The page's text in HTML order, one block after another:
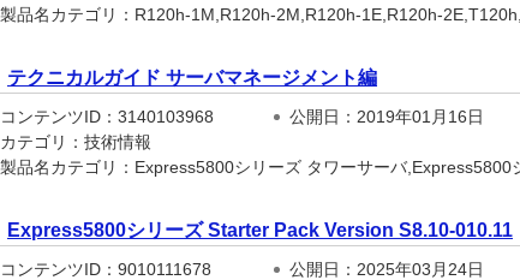
製品名カテゴリ：R120h-1M,R120h-2M,R120h-1E,R120h-
テクニカルガイド サーバマネージメント編
コンテンツID：3140103968 公開日：2019年01月16日
カテゴリ：技術情報
製品名カテゴリ：Express5800シリーズ タワーサーバ,Express5800
Express5800シリーズ Starter Pack Version S8.10-010.11
コンテンツID：9010111678 公開日：2025年03月24日